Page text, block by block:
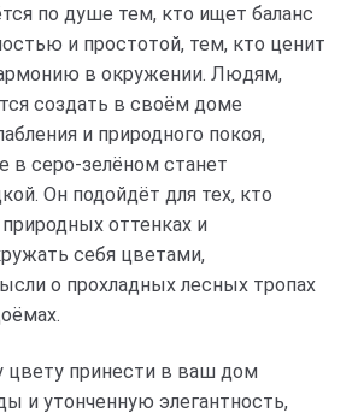
по душе тем, кто ищет баланс
и простотой, тем, кто ценит
в окружении. Людям,
создать в своём доме
и природного покоя,
в серо-зелёном станет
Он подойдёт для тех, кто
оттенках и
себя цветами,
о прохладных лесных тропах
цвету принести в ваш дом
и утонченную элегантность,